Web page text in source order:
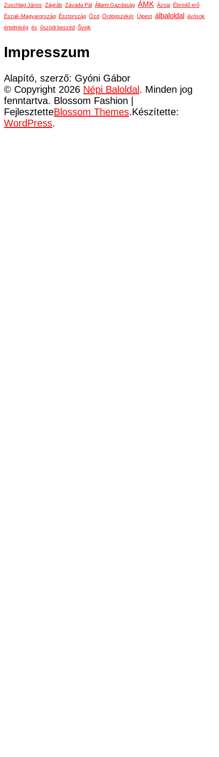
Zuschlag János Zágráb Závada Pál Állami Gazdaság ÁMK Ázsia Ébredő erő
Észak-Magyarország Észtország Ózd Ördögszekér Újpest álbaloldal
ávósok
értelmiség és őszödi beszéd Švejk
Impresszum
Alapító, szerző: Gyóni Gábor
© Copyright 2026 Népi Baloldal . Minden jog
fenntartva. Blossom Fashion |
FejlesztetteBlossom Themes.Készítette:
WordPress.